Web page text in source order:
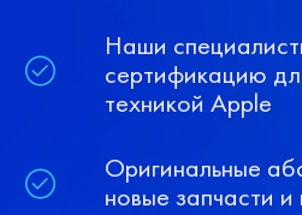
Наши
сертификацию
техникой Apple
Оригинальные
новые запчасти